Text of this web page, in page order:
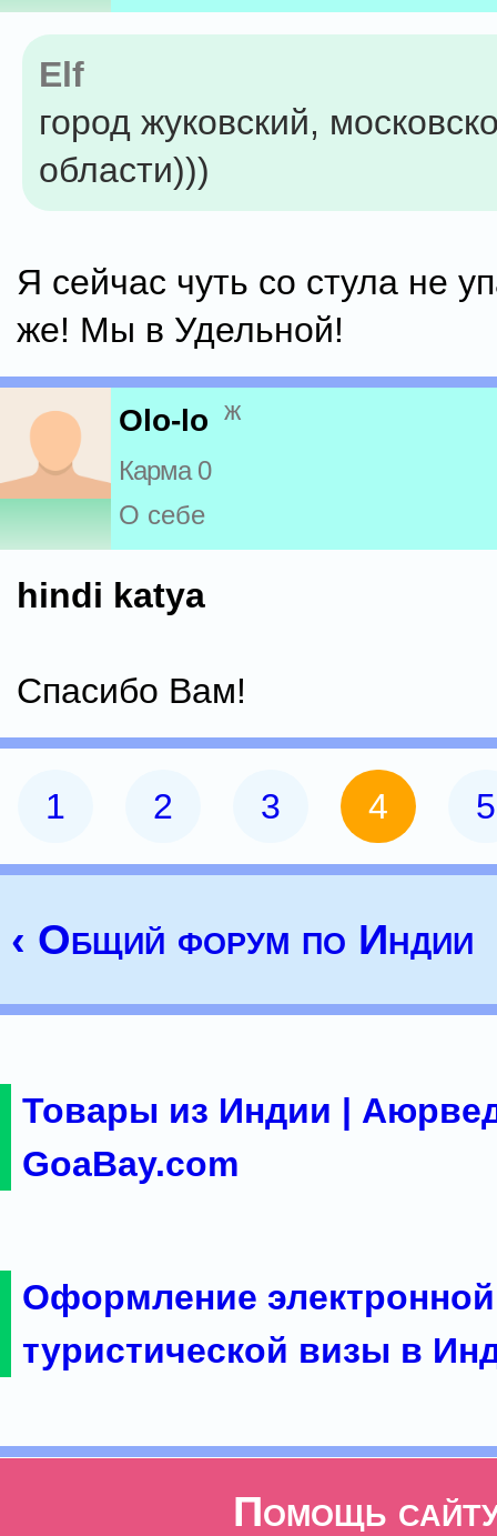
Elf
город жуковский,
области)))
Я сейчас чуть со стула не
же! Мы в Удельной!
Olo-lo ж
Карма 0
О себе
hindi katya
Спасибо Вам!
1 2 3 4 5
‹ Общий форум по Индии
Товары из Индии |
GoaBay.com
Оформление электронной
туристической визы в
Помощь